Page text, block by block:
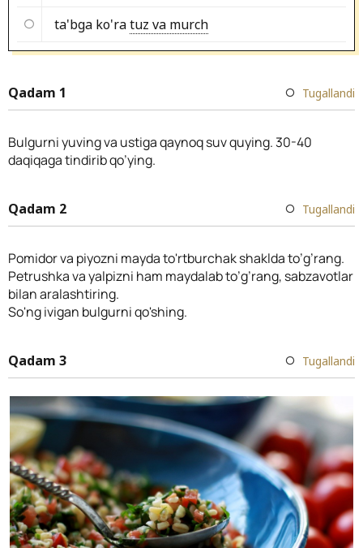
ta'bga ko'ratuz va murch
Qadam 1 Tugallandi
Bulgurni yuving va ustiga qaynoq suv quying. 30-40
daqiqaga tindirib qo’ying.
Qadam 2 Tugallandi
Pomidor va piyozni mayda to'rtburchak shaklda to’g’rang.
Petrushka va yalpizni ham maydalab to’g’rang, sabzavotlar
bilan aralashtiring.
So'ng ivigan bulgurni qo'shing.
Qadam 3 Tugallandi